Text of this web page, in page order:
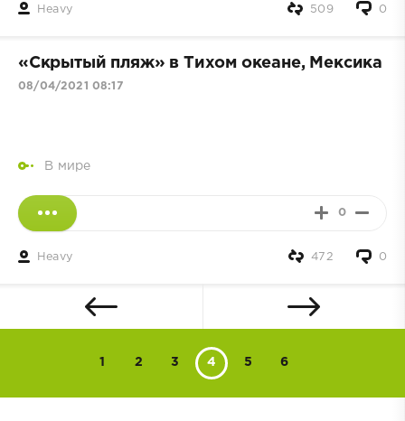
Heavy 0
509
«Скрытый пляж» в Тихом океане, Мексика
08/04/2021 08:17
В мире
0
Heavy 0
472
1 2 3 4 5 6